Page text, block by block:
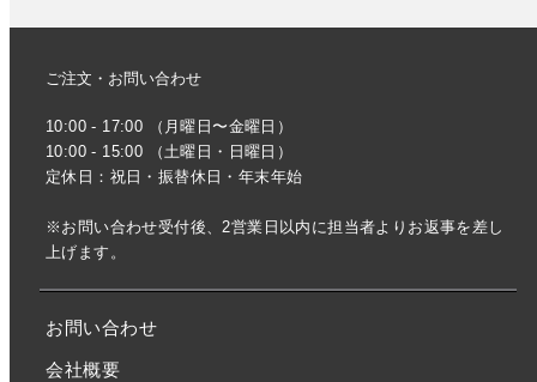
ご注文・お問い合わせ
10:00 - 17:00 （月曜日〜金曜日）
10:00 - 15:00 （土曜日・日曜日）
定休日：祝日・振替休日・年末年始
※お問い合わせ受付後、2営業日以内に担当者よりお返事を差し
上げます。
お問い合わせ
会社概要